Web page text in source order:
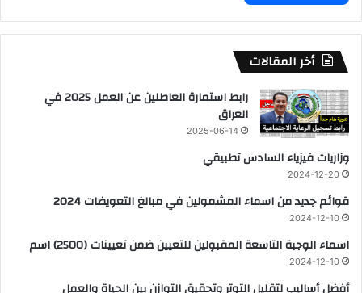
أخر المقالات
رابط استمارة العاطلين عن العمل 2025 في
العراق
2025-06-14
وزاريات فيزياء السادس تطبيقي
2024-12-20
قوائم جديد من اسماء المشمولين في مبالغ التعويضات 2024
2024-12-10
اسماء الوجبة التاسعة المقبولين للتعيين ضمن تعيينات (2500) اسم
2024-12-10